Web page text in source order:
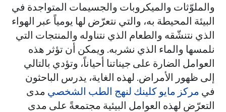
والملوّثات والميكروبات والجسيمات المتواجدة في
البيئة المحيطة به، والتي نتعرّض لها يومياً عبر الهواء
الذي نتنشّقه والطعام الذي نتناوله والمنتجات التي
نلمسها والماء الذي نشربه. ويمكن أن تؤثر هذه
العوامل الضارة على جيناتنا أحياناً، وتؤدي بالتالي
إلى ظهور الأمراض. لهذه الغاية، يدرس الباحثون
في مركز مايو كلينك لنهج الطب الشخصي مدى
التعرّض لهذه العوامل البيئية مجتمعةً على مدى